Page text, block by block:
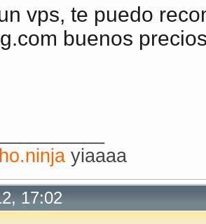
vps, te puedo
buenos
yiaaaa
17:02